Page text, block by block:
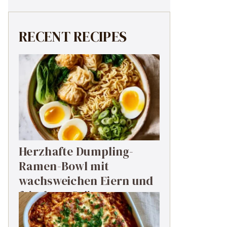
RECENT RECIPES
Herzhafte Dumpling-
Ramen-Bowl mit
wachsweichen Eiern und
frischem Grün